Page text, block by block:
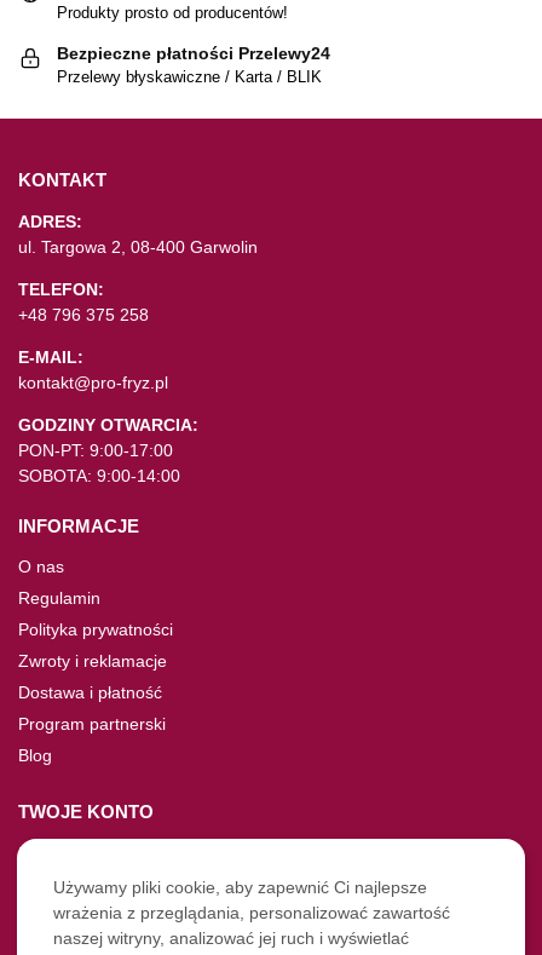
Produkty prosto od producentów!
Bezpieczne płatności Przelewy24
Przelewy błyskawiczne / Karta / BLIK
KONTAKT
ADRES:
ul. Targowa 2, 08-400 Garwolin
TELEFON:
+48 796 375 258
E-MAIL:
kontakt@pro-fryz.pl
GODZINY OTWARCIA:
PON-PT: 9:00-17:00
SOBOTA: 9:00-14:00
INFORMACJE
O nas
Regulamin
Polityka prywatności
Zwroty i reklamacje
Dostawa i płatność
Program partnerski
Blog
TWOJE KONTO
Moje konto
Nie pamiętasz hasła?
Twoje zamówienia
Używamy pliki cookie, aby zapewnić Ci najlepsze
wrażenia z przeglądania, personalizować zawartość
naszej witryny, analizować jej ruch i wyświetlać